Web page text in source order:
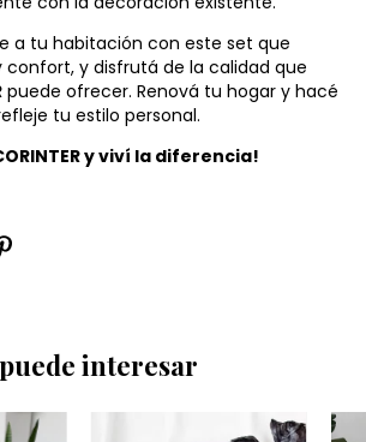
a tu habitación con este set que
confort, y disfrutá de la calidad que
puede ofrecer. Renová tu hogar y hacé
tu estilo personal.
y viví la diferencia!
interesar